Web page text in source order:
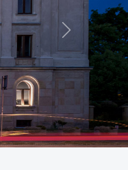
Next